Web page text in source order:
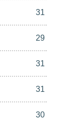
31
29
31
31
30